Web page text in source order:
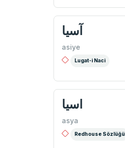
آسيا
asiye
Lugat-i Naci
اسيا
asya
Redhouse Sözlüğü